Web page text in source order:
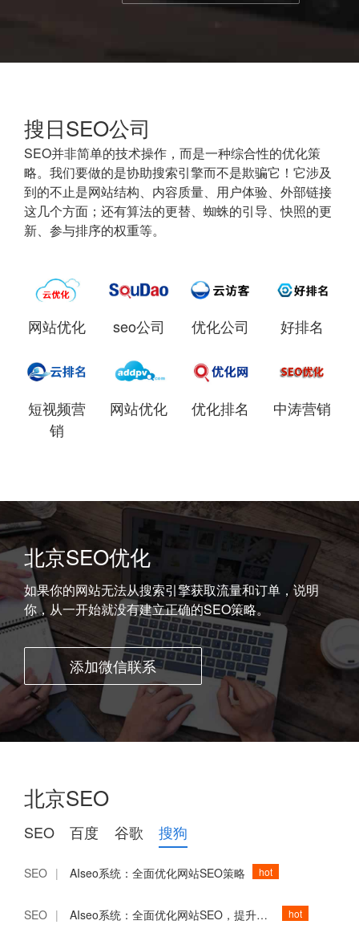
搜日SEO公司
SEO并非简单的技术操作，而是一种综合性的优化策
略。我们要做的是协助搜索引擎而不是欺骗它！它涉及
到的不止是网站结构、内容质量、用户体验、外部链接
这几个方面；还有算法的更替、蜘蛛的引导、快照的更
新、参与排序的权重等。
网站优化 seo公司 优化公司 好排名
短视频营
销
网站优化 优化排名 中涛营销
北京SEO优化
如果你的网站无法从搜索引擎获取流量和订单，说明
你，从一开始就没有建立正确的SEO策略。
添加微信联系
北京SEO
SEO 百度 谷歌 搜狗
SEO | AIseo系统：全面优化网站SEO策略 hot
SEO | AIseo系统：全面优化网站SEO，提升品牌影响力 hot